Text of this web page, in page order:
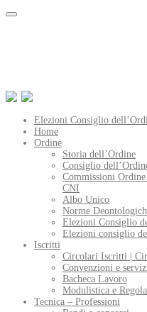
Elezioni Consiglio
Home
Ordine
Storia dell’Ordine
Consiglio
Commissioni
CNI
Albo Unico
Norme
Elezioni Consiglio
Elezioni consiglio
Iscritti
Circolari Iscritti |
Convenzioni e
Bacheca Lavoro
Modulistica e
Tecnica – Professioni